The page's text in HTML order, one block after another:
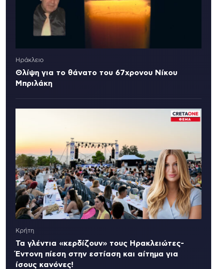
Ηράκλειο
Θλίψη για το θάνατο του 67χρονου Νίκου
Μπριλάκη
Κρήτη
Τα γλέντια «κερδίζουν» τους Ηρακλειώτες-
Έντονη πίεση στην εστίαση και αίτημα για
ίσους κανόνες!